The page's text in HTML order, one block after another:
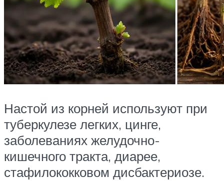
Настой из корней используют при
туберкулезе легких, цинге,
заболеваниях желудочно-
кишечного тракта, диарее,
стафилококковом дисбактериозе.